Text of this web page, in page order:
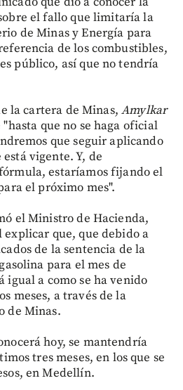
el fallo que limitaría la
de Minas y Energía para
de los combustibles,
público, así que no tendría
la cartera de Minas,Amylkar
que no se haga oficial
que seguir aplicando
vigente. Y, de
estaríamos fijando el
el próximo mes".
el Ministro de Hacienda,
explicar que, que debido a
de la sentencia de la
para el mes de
igual a como se ha venido
meses, a través de la
de Minas.
hoy, se mantendría
tres meses, en los que se
en Medellín.